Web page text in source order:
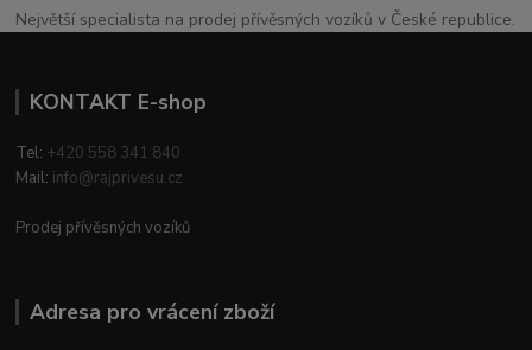
Největší specialista na prodej přívěsných vozíků v České republice.
KONTAKT E-shop
Tel: +420 558 341 840
Mail: info@rajprivesu.cz
Prodej přívěsných vozíků
Adresa pro vrácení zboží